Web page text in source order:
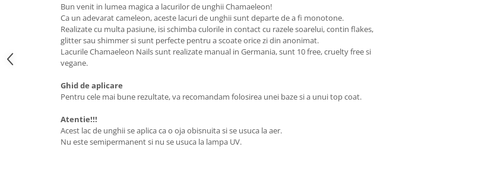
Bun venit in lumea magica a lacurilor de unghii Chamaeleon!
Ca un adevarat cameleon, aceste lacuri de unghii sunt departe de a fi monotone.
Realizate cu multa pasiune, isi schimba culorile in contact cu razele soarelui, contin flakes,
glitter sau shimmer si sunt perfecte pentru a scoate orice zi din anonimat.
Lacurile Chamaeleon Nails sunt realizate manual in Germania, sunt 10 free, cruelty free si
vegane.
Ghid de aplicare
Pentru cele mai bune rezultate, va recomandam folosirea unei baze si a unui top coat.
Atentie!!!
Acest lac de unghii se aplica ca o oja obisnuita si se usuca la aer.
Nu este semipermanent si nu se usuca la lampa UV.